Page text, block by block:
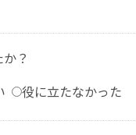
？
役に立たなかった